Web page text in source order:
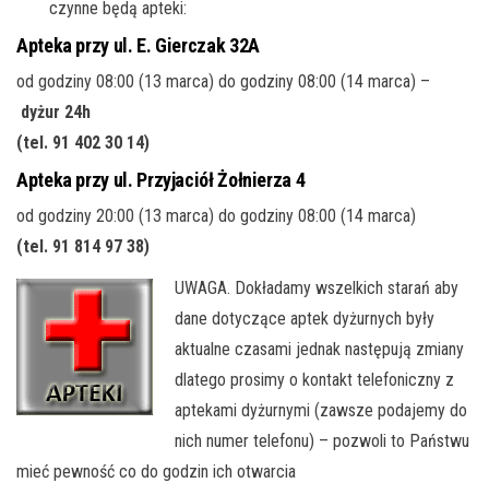
czynne będą apteki:
Apteka przy ul. E. Gierczak 32A
od godziny 08:00 (13 marca) do godziny 08:00 (14 marca) –
dyżur 24h
(tel. 91 402 30 14)
Apteka przy ul. Przyjaciół Żołnierza 4
od godziny 20:00 (13 marca) do godziny 08:00 (14 marca)
(tel. 91 814 97 38)
UWAGA. Dokładamy wszelkich starań aby
dane dotyczące aptek dyżurnych były
aktualne czasami jednak następują zmiany
dlatego prosimy o kontakt telefoniczny z
aptekami dyżurnymi (zawsze podajemy do
nich numer telefonu) – pozwoli to Państwu
mieć pewność co do godzin ich otwarcia